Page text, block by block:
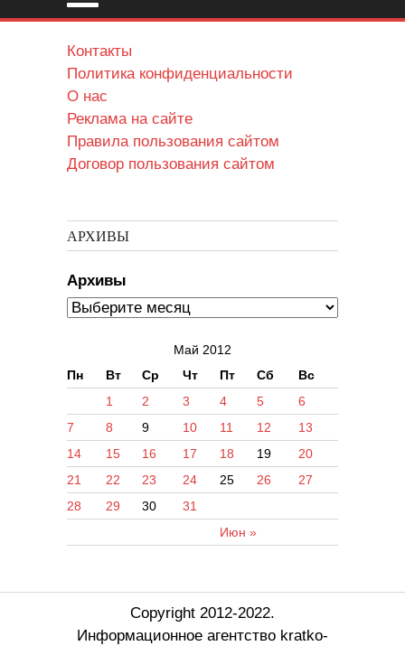
Контакты
Политика конфиденциальности
О нас
Реклама на сайте
Правила пользования сайтом
Договор пользования сайтом
АРХИВЫ
Архивы
Май 2012
Пн
Вт Ср Чт Пт Сб Вс
Июн »
1 2 3 4 5
6
7
8 9 10 11 12
13
14
15 16 17 18 19
20
21
22 23 24 25 26
27
28
29 30 31
Copyright 2012-2022.
Информационное агентство kratko-